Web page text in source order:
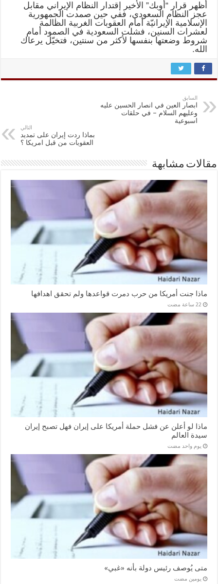
أظهر قرار “أوبك” الأخير إقتدار النظام الإيراني مقابل
عجز النظام السعودي، ففي حين صمدت الجمهورية
الإسلامية الإيرانيّة أمام العقوبات الغربية الظالمة
لعشرات السنين، فشلت السعودية في الصمود أمام
شروط وضعتها بنفسها لأكثر من سنتين، فتخيّل يرعاك
الله.
السابق
ابصار العين في انصار الحسين عليه
وعليهم السلام – في حلقات
اسبوعية
التالي
بماذا ردت إيران على تمديد
العقوبات من قبل امريكا ؟
مقالات مشابهة
ماذا جنت أمريكا من حرب دمرت قواعدها ولم تحقق اهدافها
ماذا لو أعلن عن فشل حملة أمريكا على إيران فهل تصبح إيران
سيدة العالم
‏يوم واحد مضت
متى يُوصف رئيس دولة بأنه «غبي»
‏يومين مضت